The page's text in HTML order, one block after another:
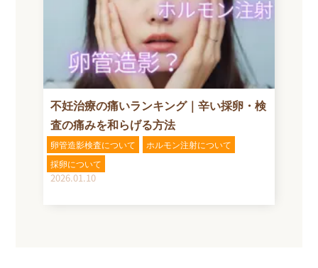
不妊治療の痛いランキング｜辛い採卵・検
査の痛みを和らげる方法
卵管造影検査について
ホルモン注射について
採卵について
2026.01.10